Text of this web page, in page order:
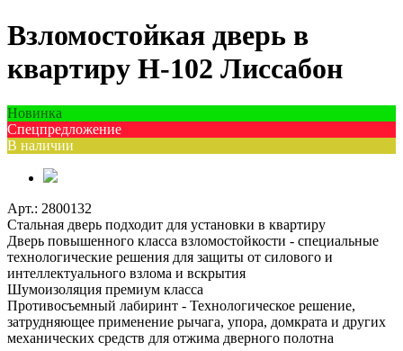
Взломостойкая дверь в
квартиру Н-102 Лиссабон
Новинка
Спецпредложение
В наличии
Арт.: 2800132
Стальная дверь подходит для установки в квартиру
Дверь повышенного класса взломостойкости - специальные
технологические решения для защиты от силового и
интеллектуального взлома и вскрытия
Шумоизоляция премиум класса
Противосъемный лабиринт - Технологическое решение,
затрудняющее применение рычага, упора, домкрата и других
механических средств для отжима дверного полотна